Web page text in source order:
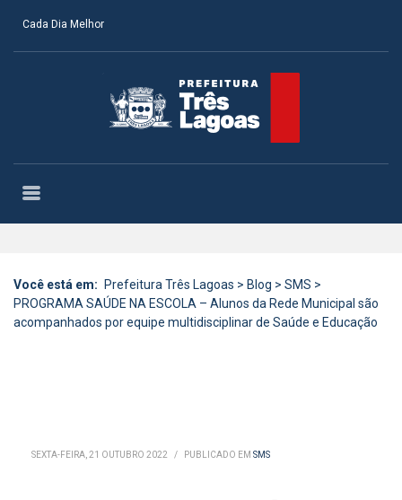
Cada Dia Melhor
Você está em: Prefeitura Três Lagoas > Blog > SMS >
PROGRAMA SAÚDE NA ESCOLA – Alunos da Rede Municipal são
acompanhados por equipe multidisciplinar de Saúde e Educação
SEXTA-FEIRA, 21 OUTUBRO 2022 / PUBLICADO EM SMS